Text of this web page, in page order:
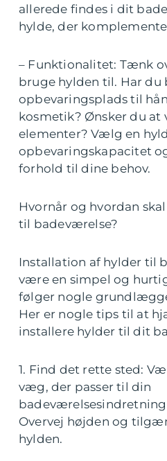
allerede findes i dit
hylde, der
– Funktionalitet: Tænk
bruge hylden til. Har du
opbevaringsplads til
kosmetik? Ønsker du at
elementer? Vælg en
opbevaringskapacitet
forhold til dine behov.
Hvornår og hvordan
til badeværelse?
Installation af hylder til
være en simpel og
følger nogle
Her er nogle tips til at
installere hylder til dit
1. Find det rette sted:
væg, der passer til din
Overvej højden og
hylden.